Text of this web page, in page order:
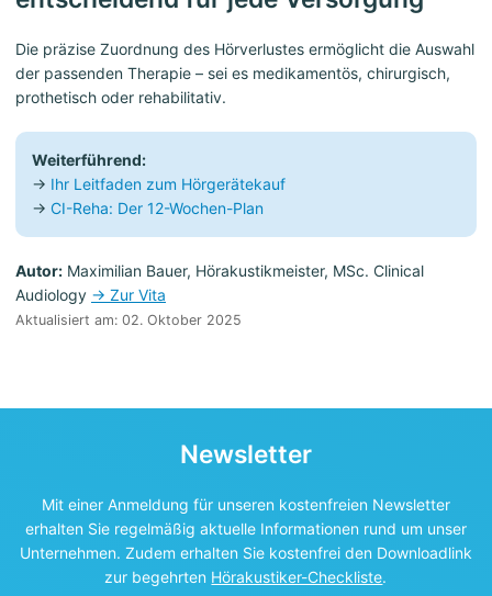
Die präzise Zuordnung des Hörverlustes ermöglicht die Auswahl
der passenden Therapie – sei es medikamentös, chirurgisch,
prothetisch oder rehabilitativ.
Weiterführend:
→ Ihr Leitfaden zum Hörgerätekauf
→ CI-Reha: Der 12-Wochen-Plan
Autor: Maximilian Bauer, Hörakustikmeister, MSc. Clinical
Audiology → Zur Vita
Aktualisiert am: 02. Oktober 2025
Newsletter
Mit einer Anmeldung für unseren kostenfreien Newsletter
erhalten Sie regelmäßig aktuelle Informationen rund um unser
Unternehmen. Zudem erhalten Sie kostenfrei den Downloadlink
zur begehrten Hörakustiker-Checkliste.